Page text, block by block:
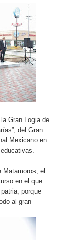
Gran Logia de
del Gran
Mexicano en
Matamoros, el
en el que
porque
al gran